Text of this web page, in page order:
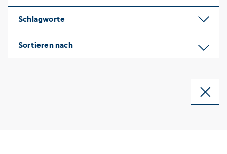
Schlagworte
Sortieren nach